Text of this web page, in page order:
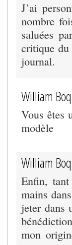
J’ai
nombre
saluées
critique du
journal.
William
Vous êtes
modèle
William
Enfin,
mains
jeter dans
mon